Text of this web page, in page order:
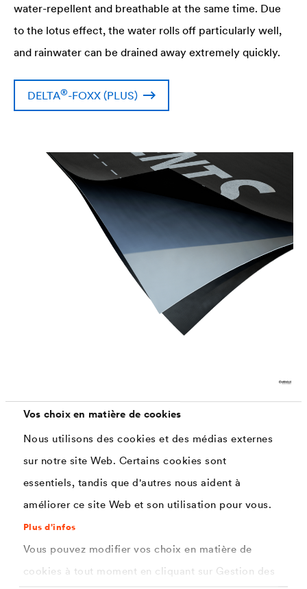
Vos choix en matière de cookies
Nous utilisons des cookies et des médias externes
sur notre site Web. Certains cookies sont
essentiels, tandis que d'autres nous aident à
améliorer ce site Web et son utilisation pour vous.
Plus d'infos
Vous pouvez modifier vos choix en matière de
cookies à tout moment en cliquant sur Gestion des
water-repellent and breathable at the same time. Due
to the lotus effect, the water rolls off particularly well,
and rainwater can be drained away extremely quickly.
DELTA®-FOXX (PLUS)
The functional layer ofDELTA-XX®PLUSis water-